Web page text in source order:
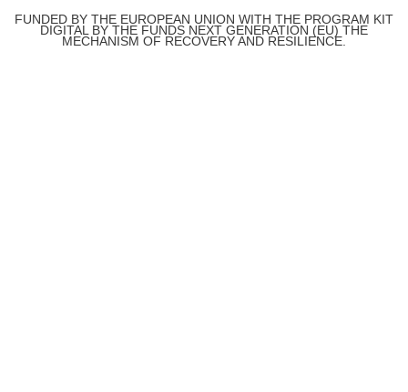
FUNDED BY THE EUROPEAN UNION WITH THE PROGRAM KIT
DIGITAL BY THE FUNDS NEXT GENERATION (EU) THE
MECHANISM OF RECOVERY AND RESILIENCE.